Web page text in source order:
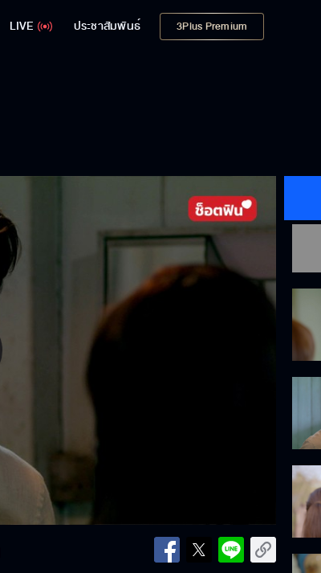
LIVE ประชาสัมพันธ์ 3Plus Premium